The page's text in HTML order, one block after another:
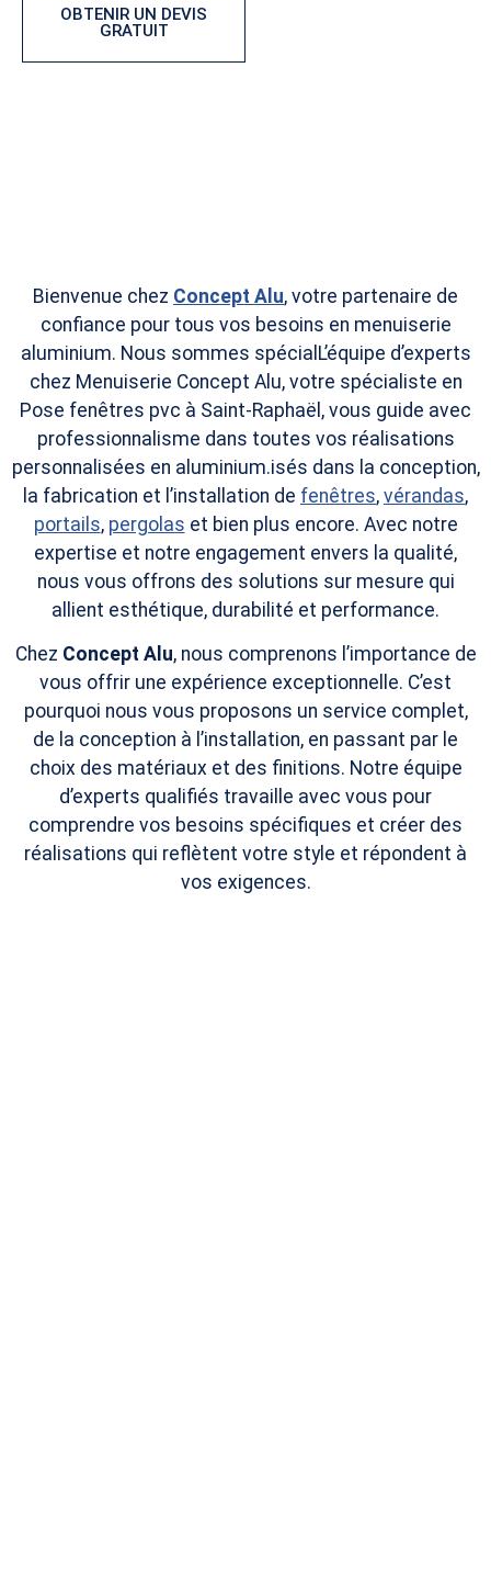
OBTENIR UN DEVIS
GRATUIT
Bienvenue chez Concept Alu, votre partenaire de
confiance pour tous vos besoins en menuiserie
aluminium. Nous sommes spécialL’équipe d’experts
chez Menuiserie Concept Alu, votre spécialiste en
Pose fenêtres pvc à Saint-Raphaël, vous guide avec
professionnalisme dans toutes vos réalisations
personnalisées en aluminium.isés dans la conception,
la fabrication et l’installation de fenêtres, vérandas,
portails, pergolas et bien plus encore. Avec notre
expertise et notre engagement envers la qualité,
nous vous offrons des solutions sur mesure qui
allient esthétique, durabilité et performance.
Chez Concept Alu, nous comprenons l’importance de
vous offrir une expérience exceptionnelle. C’est
pourquoi nous vous proposons un service complet,
de la conception à l’installation, en passant par le
choix des matériaux et des finitions. Notre équipe
d’experts qualifiés travaille avec vous pour
comprendre vos besoins spécifiques et créer des
réalisations qui reflètent votre style et répondent à
vos exigences.